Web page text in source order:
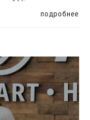
подробнее
3
и собрать всех